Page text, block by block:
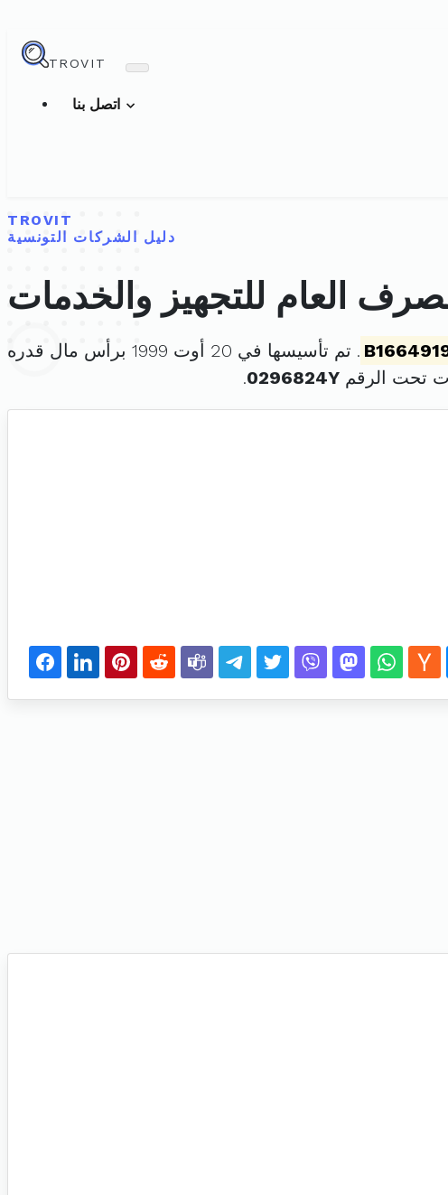
TROVIT
TROVIT
دليل الشركات التونسية
العام للتجهيز والخدمات
. تم تأسيسها في 20 أوت 1999 برأس مال قدره
تحت الرقم 0296824Y
.